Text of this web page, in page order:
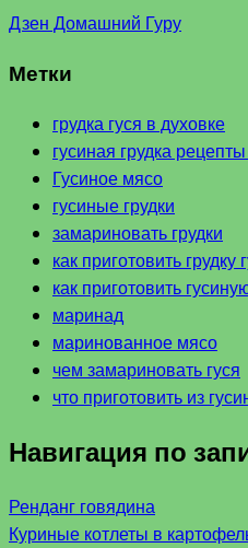
Дзен Домашний Гуру
Метки
грудка гуся в духовке
гусиная грудка
Гусиное мясо
гусиные грудки
замариновать грудки
как приготовить грудку
как приготовить
маринад
маринованное мясо
чем замариновать гуся
что приготовить из
Навигация по
Ренданг говядина
Куриные котлеты в